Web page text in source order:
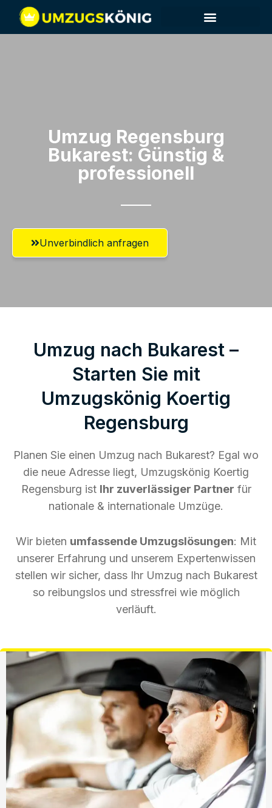
Umzug Regensburg​
Bukarest: Günstig &
professionell​
Unverbindlich anfragen
Umzug nach Bukarest –
Starten Sie mit
Umzugskönig Koertig
Regensburg
Planen Sie einen Umzug nach Bukarest? Egal wo
die neue Adresse liegt, Umzugskönig Koertig
Regensburg ist Ihr zuverlässiger Partner für
nationale & internationale Umzüge.
Wir bieten umfassende Umzugslösungen: Mit
unserer Erfahrung und unserem Expertenwissen
stellen wir sicher, dass Ihr Umzug nach Bukarest
so reibungslos und stressfrei wie möglich
verläuft.